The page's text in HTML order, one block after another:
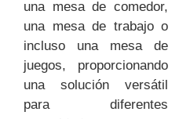
una mesa de comedor,
una mesa de trabajo o
incluso una mesa de
juegos, proporcionando
una solución versátil
para diferentes